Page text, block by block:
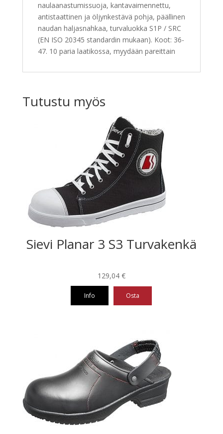
naulaanastumissuoja, kantavaimennettu,
antistaattinen ja öljynkestävä pohja, päällinen
naudan haljasnahkaa, turvaluokka S1P / SRC
(EN ISO 20345 standardin mukaan). Koot: 36-
47. 10 paria laatikossa, myydään pareittain
Tutustu myös
Sievi Planar 3 S3 Turvakenkä
129,04 €
Info Osta
tehdä
valinnat
tuotteen
sivulla.